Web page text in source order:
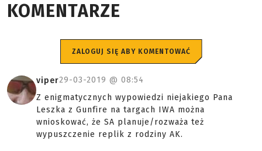
KOMENTARZE
ZALOGUJ SIĘ ABY KOMENTOWAĆ
viper29-03-2019 @ 08:54
Z enigmatycznych wypowiedzi niejakiego Pana
Leszka z Gunfire na targach IWA można
wnioskować, że SA planuje/rozważa też
wypuszczenie replik z rodziny AK.